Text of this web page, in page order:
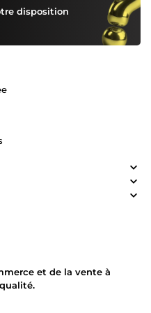
disposition
et de la vente à